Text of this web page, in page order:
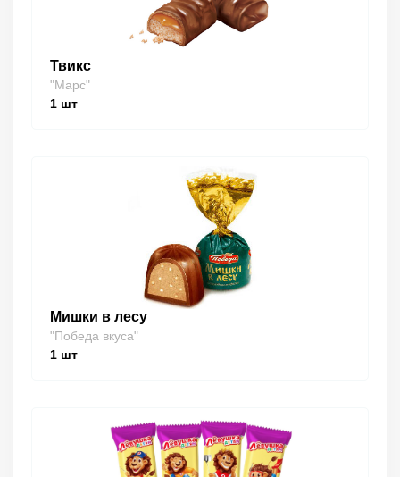
Твикс
"Марс"
1 шт
Мишки в лесу
"Победа вкуса"
1 шт